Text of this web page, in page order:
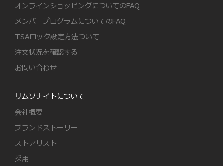
オンラインショッピングについてのFAQ
メンバープログラムについてのFAQ
TSAロック設定方法ついて
注文状況を確認する
お問い合わせ
サムソナイトについて
会社概要
ブランドストーリー
ストアリスト
採用